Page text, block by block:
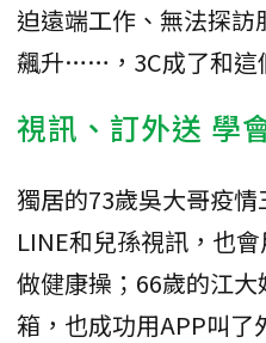
迫遠端工作、無法探
飆升……，3C成了和這
視訊、訂外送 學
獨居的73歲吳大哥疫
LINE和兒孫視訊，也
做健康操；66歲的江
箱，也成功用APP叫了